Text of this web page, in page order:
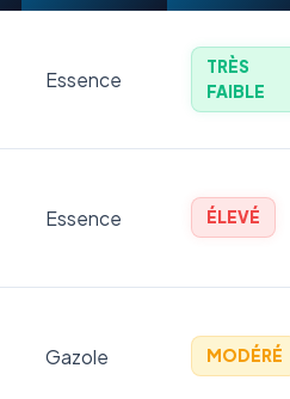
Essence
TRÈS
FAIBLE
Essence ÉLEVÉ
Gazole MODÉRÉ